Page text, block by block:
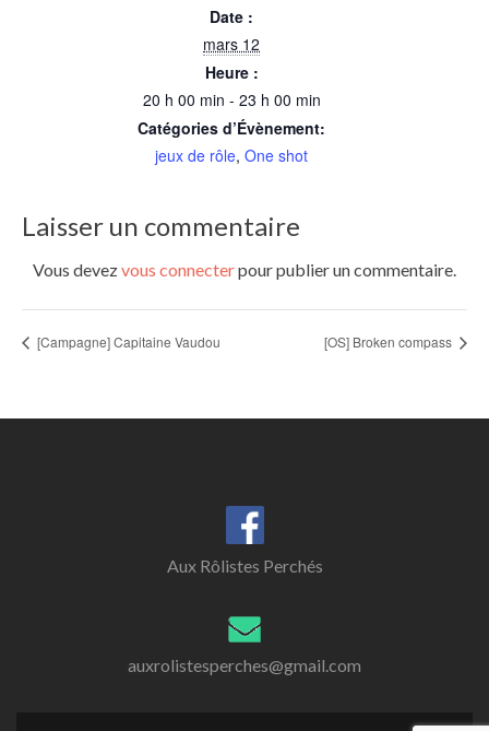
Date :
mars 12
Heure :
20 h 00 min - 23 h 00 min
Catégories d’Évènement:
jeux de rôle, One shot
Laisser un commentaire
Vous devezvous connecterpour publier un commentaire.
[Campagne] Capitaine Vaudou [OS] Broken compass
Aux Rôlistes Perchés
auxrolistesperches@gmail.com